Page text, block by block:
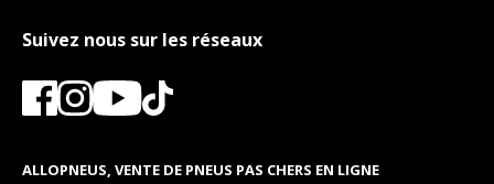
Suivez nous sur les réseaux
ALLOPNEUS, VENTE DE PNEUS PAS CHERS EN LIGNE